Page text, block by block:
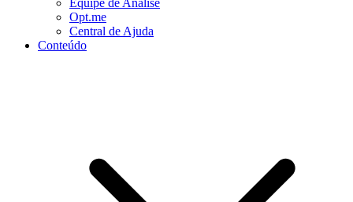
Equipe de Análise
Opt.me
Central de Ajuda
Conteúdo